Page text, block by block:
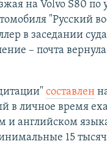
на Volvo S80
"Русский
в заседании
– почта
составлен
в личное время
и английском
15 тысяч